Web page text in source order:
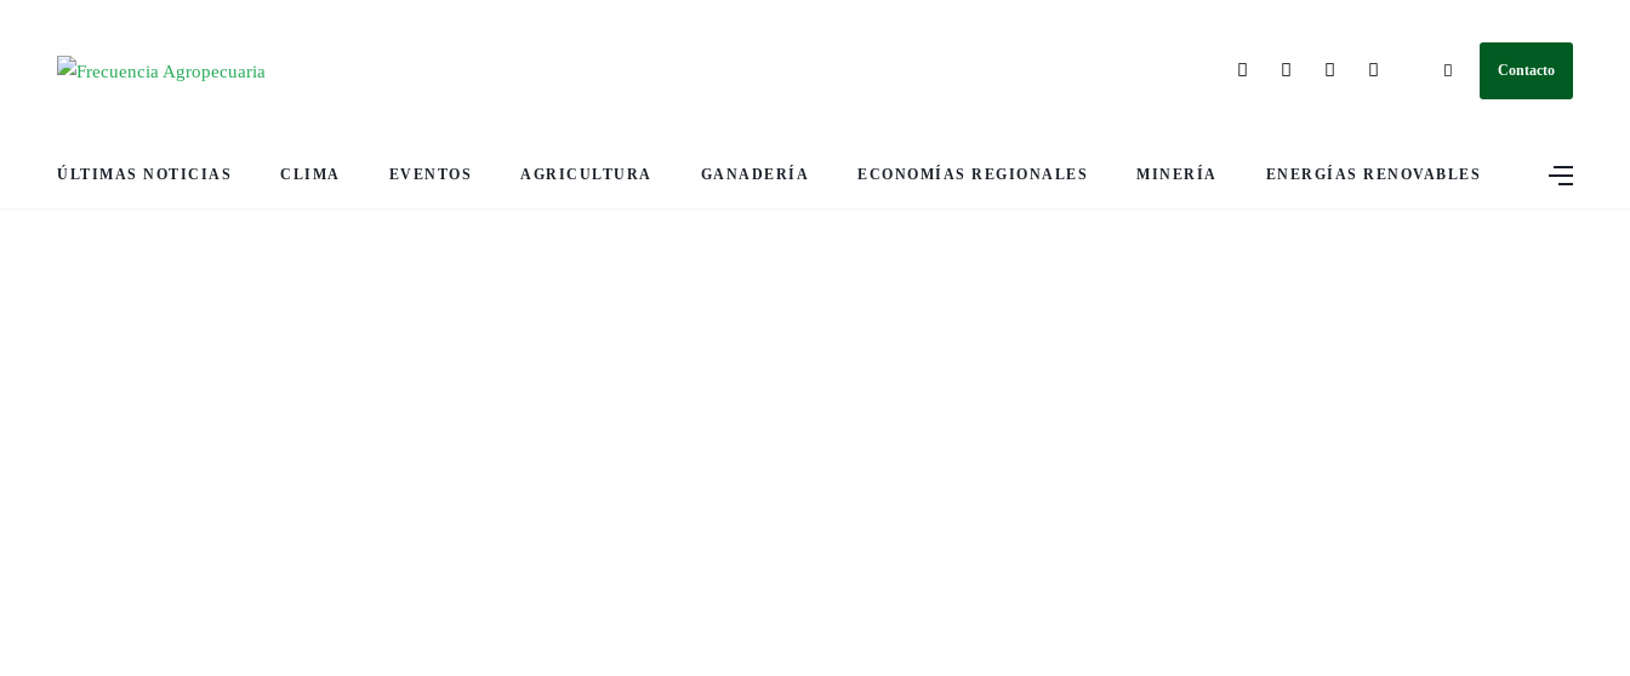
Contacto
ÚLTIMAS NOTICIAS CLIMA EVENTOS AGRICULTURA GANADERÍA ECONOMÍAS REGIONALES MINERÍA ENERGÍAS RENOVABLES